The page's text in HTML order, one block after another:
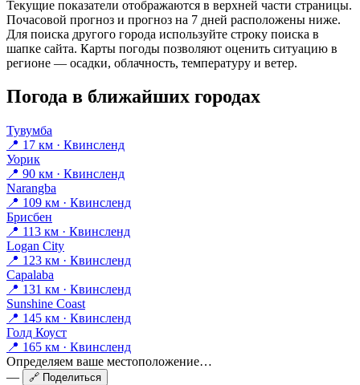
Текущие показатели отображаются в верхней части страницы.
Почасовой прогноз и прогноз на 7 дней расположены ниже.
Для поиска другого города используйте строку поиска в
шапке сайта. Карты погоды позволяют оценить ситуацию в
регионе — осадки, облачность, температуру и ветер.
Погода в ближайших городах
Тувумба
📍 17 км · Квинсленд
Уорик
📍 90 км · Квинсленд
Narangba
📍 109 км · Квинсленд
Брисбен
📍 113 км · Квинсленд
Logan City
📍 123 км · Квинсленд
Capalaba
📍 131 км · Квинсленд
Sunshine Coast
📍 145 км · Квинсленд
Голд Коуст
📍 165 км · Квинсленд
Определяем ваше местоположение…
—
🔗 Поделиться